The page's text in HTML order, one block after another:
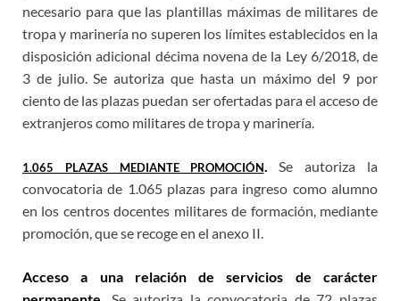
necesario para que las plantillas máximas de militares de
tropa y marinería no superen los límites establecidos en la
disposición adicional décima novena de la Ley 6/2018, de
3 de julio. Se autoriza que hasta un máximo del 9 por
ciento de las plazas puedan ser ofertadas para el acceso de
extranjeros como militares de tropa y marinería.
1.065 PLAZAS MEDIANTE PROMOCIÓN
Se autoriza la
convocatoria de 1.065 plazas para ingreso como alumno
en los centros docentes militares de formación, mediante
promoción, que se recoge en el anexo II.
Acceso a una relación de servicios de carácter